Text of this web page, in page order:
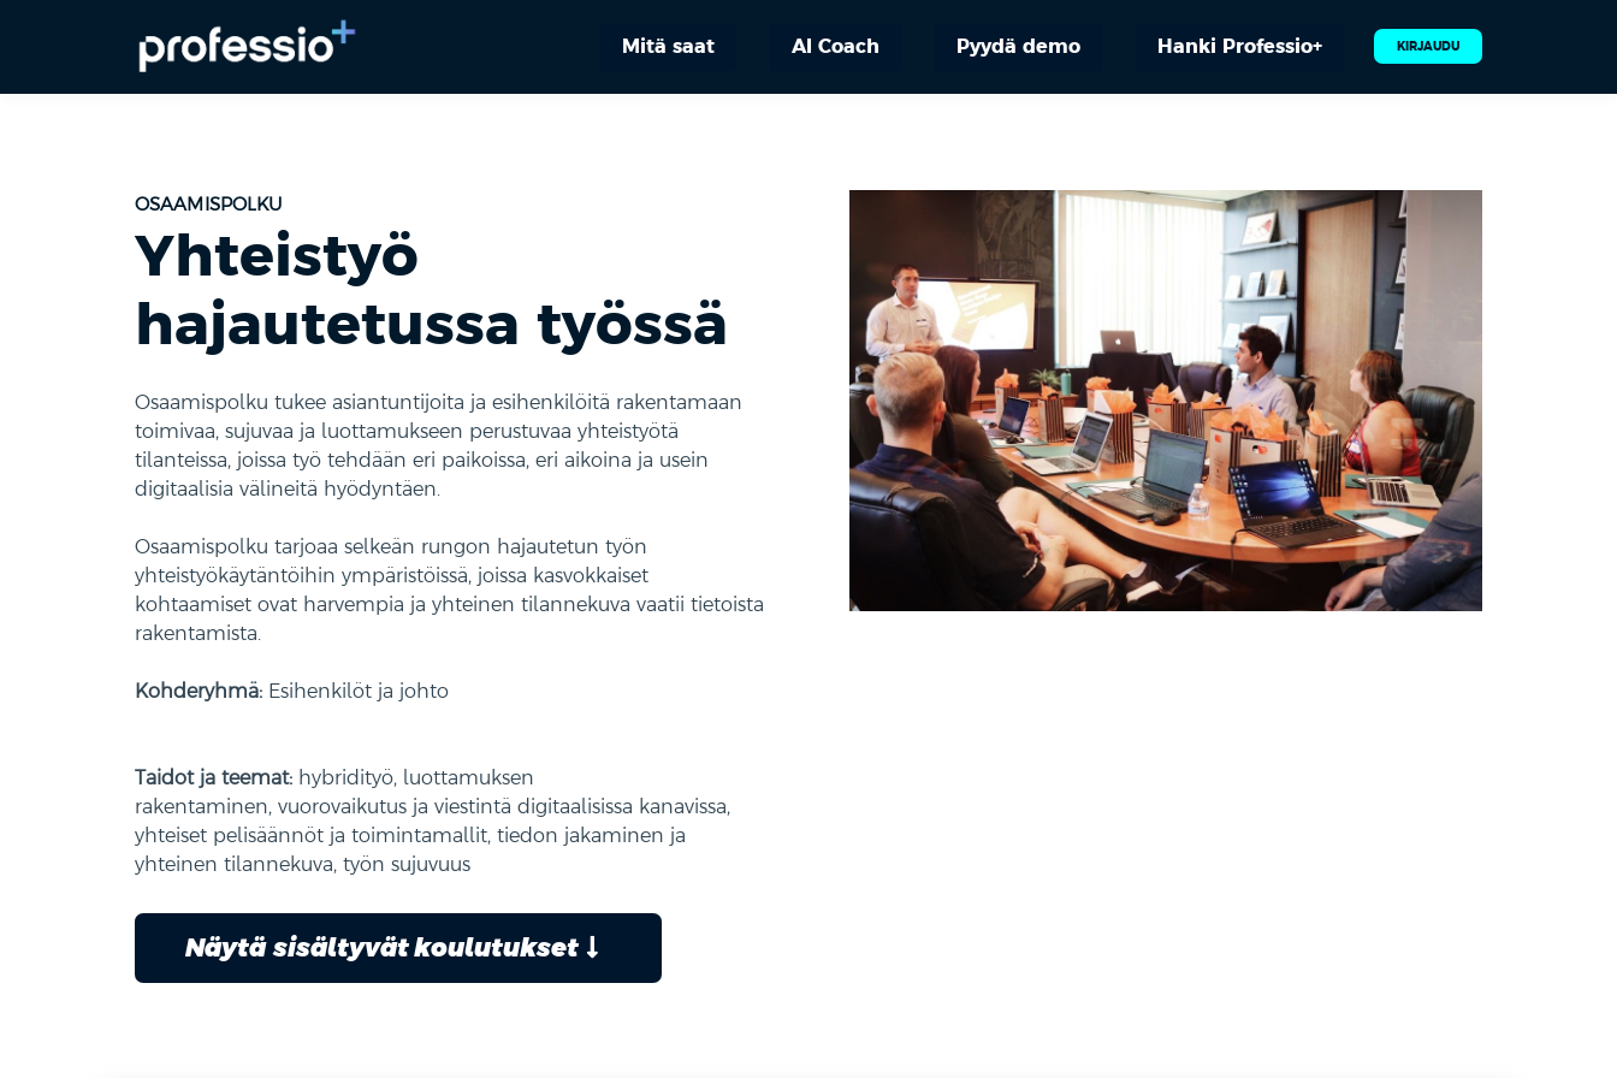
Mitä saat AI Coach Pyydä demo Hanki Professio+ KIRJAUDU
OSAAMISPOLKU
Yhteistyö
hajautetussa työssä
Osaamispolku tukee asiantuntijoita ja esihenkilöitä rakentamaan
toimivaa, sujuvaa ja luottamukseen perustuvaa yhteistyötä
tilanteissa, joissa työ tehdään eri paikoissa, eri aikoina ja usein
digitaalisia välineitä hyödyntäen.
Osaamispolku tarjoaa selkeän rungon hajautetun työn
yhteistyökäytäntöihin ympäristöissä, joissa kasvokkaiset
kohtaamiset ovat harvempia ja yhteinen tilannekuva vaatii tietoista
rakentamista.
Kohderyhmä: Esihenkilöt ja johto
Taidot ja teemat: hybridityö, luottamuksen
rakentaminen, vuorovaikutus ja viestintä digitaalisissa kanavissa,
yhteiset pelisäännöt ja toimintamallit, tiedon jakaminen ja
yhteinen tilannekuva, työn sujuvuus
Näytä sisältyvät koulutukset